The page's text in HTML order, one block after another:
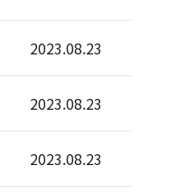
2023.08.23
2023.08.23
2023.08.23